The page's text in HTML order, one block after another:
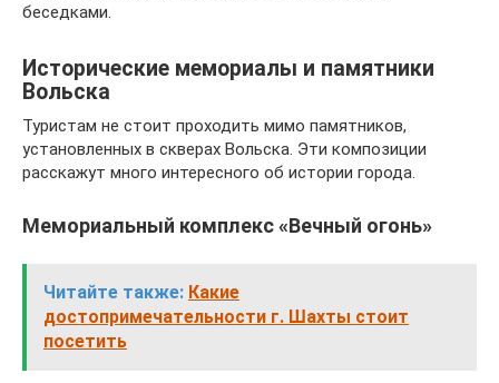
беседками.
Исторические мемориалы и памятники
Вольска
Туристам не стоит проходить мимо памятников,
установленных в скверах Вольска. Эти композиции
расскажут много интересного об истории города.
Мемориальный комплекс «Вечный огонь»
Читайте также: Какие
достопримечательности г. Шахты стоит
посетить